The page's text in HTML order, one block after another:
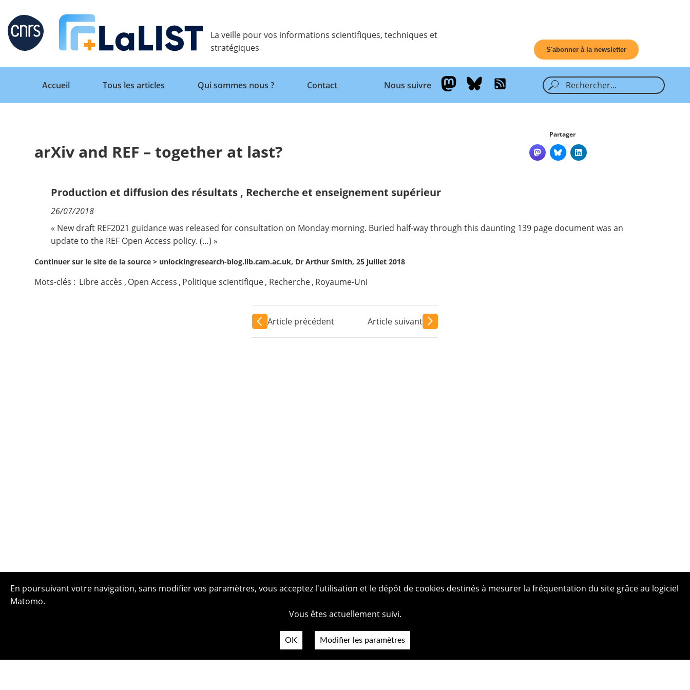
Retour
Accueil
Qui sommes nous ?
Nous suivre
La veille pour vos informations scientifiques, techniques et
stratégiques
S'abonner à la newsletter
Retour
Accueil
Tous les articles Qui sommes nous ? Contact Nous suivre
arXiv and REF – together at last?
Partager
Production et diffusion des résultats , Recherche et enseignement supérieur
26/07/2018
« Newdraft REF2021 guidancewas released for consultation on Monday morning. Buried half-way through this daunting 139 page document was an
update to the REF Open Access policy. (…) »
Continuer sur le site de la source > unlockingresearch-blog.lib.cam.ac.uk, Dr Arthur Smith, 25 juillet 2018
Mots-clés : Libre accès , Open Access , Politique scientifique, Recherche , Royaume-Uni
Article précédent Article suivant
En poursuivant votre navigation, sans modifier vos paramètres, vous acceptez l'utilisation et le dépôt de cookies destinés à mesurer la fréquentation du site grâce au logiciel
Matomo.
Vous êtes actuellement suivi.
OK Modifier les paramètres